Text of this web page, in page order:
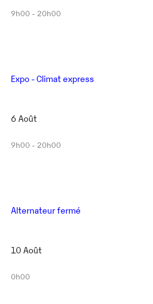
9h00 - 20h00
Expo - Climat express
6 Août
9h00 - 20h00
Alternateur fermé
10 Août
0h00